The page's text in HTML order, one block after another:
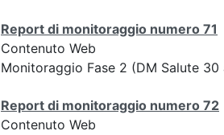
Report di monitoraggio numero 71
Contenuto Web
Monitoraggio Fase 2 (DM Salute
Report di monitoraggio numero 72
Contenuto Web